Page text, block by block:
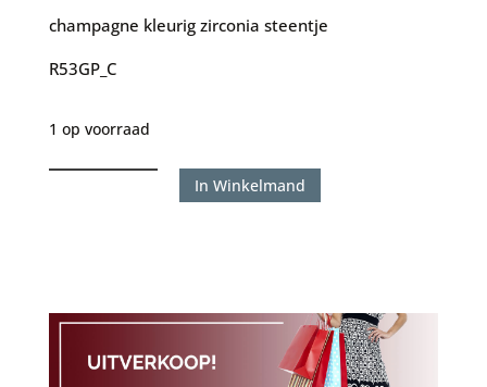
champagne kleurig zirconia steentje
R53GP_C
1 op voorraad
Leaves
aantal
In Winkelmand